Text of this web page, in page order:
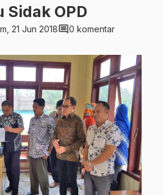
Sidak OPD
21 Jun 2018comment0 komentar